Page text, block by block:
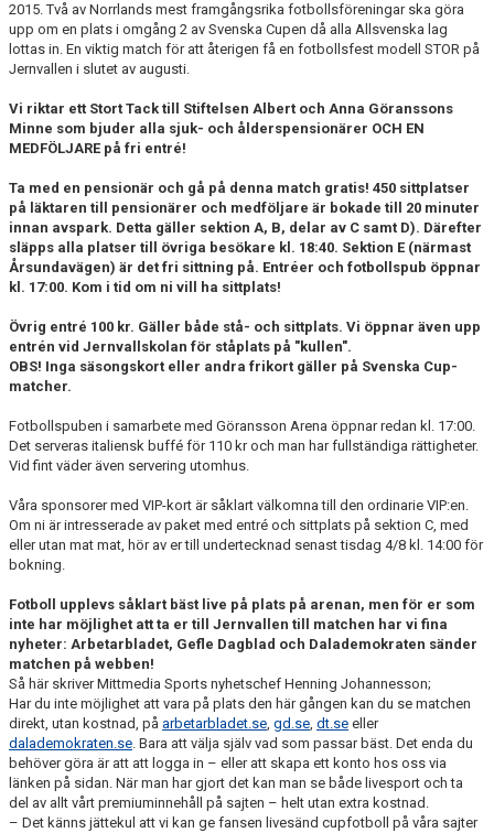
2015. Två av Norrlands mest framgångsrika fotbollsföreningar ska göra
upp om en plats i omgång 2 av Svenska Cupen då alla Allsvenska lag
lottas in. En viktig match för att återigen få en fotbollsfest modell STOR på
Jernvallen i slutet av augusti.
Vi riktar ett Stort Tack till
Stiftelsen Albert och Anna Göranssons
Minne som bjuder alla sjuk- och ålderspensionärer OCH EN
MEDFÖLJARE på fri entré!
Ta med en pensionär och gå på denna match gratis! 450 sittplatser
på läktaren till pensionärer och medföljare är bokade till 20 minuter
innan avspark. Detta gäller sektion A, B, delar av C samt D). Därefter
släpps alla platser till övriga besökare kl. 18:40. Sektion E (närmast
Årsundavägen) är det fri sittning på. Entréer och fotbollspub öppnar
kl. 17:00. Kom i tid om ni vill ha sittplats!
Övrig entré 100 kr. Gäller både stå- och sittplats. Vi öppnar även upp
entrén vid Jernvallskolan för ståplats på "kullen".
OBS! Inga säsongskort eller andra frikort gäller på Svenska Cup-
matcher.
Fotbollspuben i samarbete med Göransson Arena öppnar redan kl. 17:00.
Det serveras italiensk buffé för 110 kr och man har fullständiga rättigheter.
Vid fint väder även servering utomhus.
Våra sponsorer med VIP-kort är såklart välkomna till den ordinarie VIP:en.
Om ni är intresserade av paket med entré och sittplats på sektion C, med
eller utan mat mat, hör av er till undertecknad senast tisdag 4/8 kl. 14:00 för
bokning.
Fotboll upplevs såklart bäst live på plats på arenan, men för er som
inte har möjlighet att ta er till Jernvallen till matchen har vi fina
nyheter: Arbetarbladet, Gefle Dagblad och Dalademokraten sänder
matchen på webben!
Så här skriver Mittmedia Sports nyhetschef Henning Johannesson;
Har du inte möjlighet att vara på plats den här gången kan du se matchen
direkt, utan kostnad, på arbetarbladet.se, gd.se, dt.se eller
dalademokraten.se. Bara att välja själv vad som passar bäst. Det enda du
behöver göra är att att logga in – eller att skapa ett konto hos oss via
länken på sidan. När man har gjort det kan man se både livesport och ta
del av allt vårt premiuminnehåll på sajten – helt utan extra kostnad.
– Det känns jättekul att vi kan ge fansen livesänd cupfotboll på våra sajter